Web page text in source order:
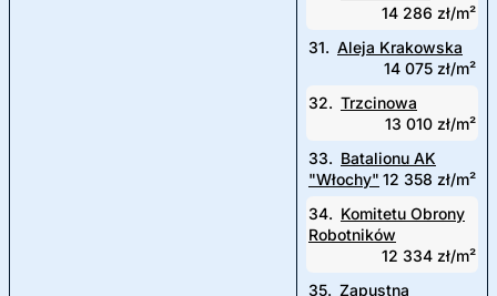
14 286 zł/m²
31. Aleja Krakowska
14 075 zł/m²
32. Trzcinowa
13 010 zł/m²
33. Batalionu AK
"Włochy" 12 358 zł/m²
34. Komitetu Obrony
Robotników
12 334 zł/m²
35. Zapustna